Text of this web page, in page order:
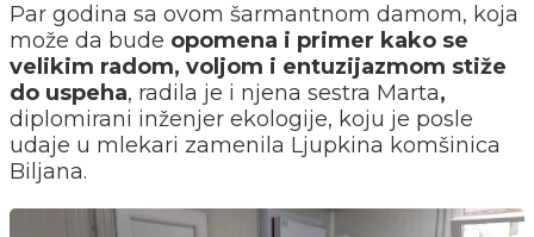
Par godina sa ovom šarmantnom damom, koja
može da bude opomena i primer kako se
velikim radom, voljom i entuzijazmom stiže
do uspeha, radila je i njena sestra Marta,
diplomirani inženjer ekologije, koju je posle
udaje u mlekari zamenila Ljupkina komšinica
Biljana.